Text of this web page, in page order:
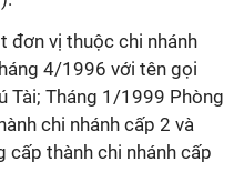
đơn vị thuộc chi nhánh
4/1996 với tên gọi
Tài; Tháng 1/1999 Phòng
chi nhánh cấp 2 và
thành chi nhánh cấp